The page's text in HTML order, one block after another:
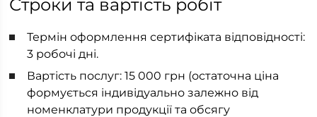
Строки та вартість робіт
Термін оформлення сертифіката відповідності:
3 робочі дні.
Вартість послуг: 15 000 грн (остаточна ціна
формується індивідуально залежно від
номенклатури продукції та обсягу